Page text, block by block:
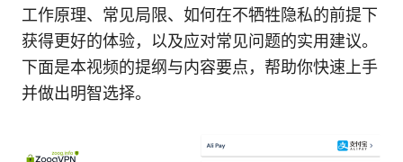
工作原理、常见局限、如何在不牺牲隐私的前提下
获得更好的体验，以及应对常见问题的实用建议。
下面是本视频的提纲与内容要点，帮助你快速上手
并做出明智选择。